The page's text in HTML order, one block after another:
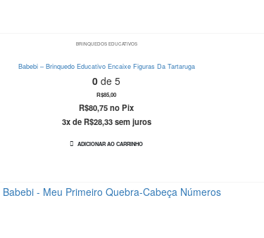
BRINQUEDOS EDUCATIVOS
Babebi – Brinquedo Educativo Encaixe Figuras Da Tartaruga
0 de 5
R$85,00
R$80,75no Pix
3x de R$28,33 sem juros
ADICIONAR AO CARRINHO